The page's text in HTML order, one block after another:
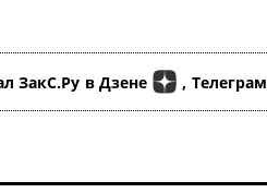
ЗакС.Ру в Дзене , Телеграм